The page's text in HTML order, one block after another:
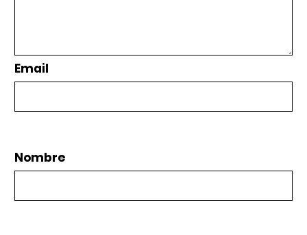
Email
Nombre